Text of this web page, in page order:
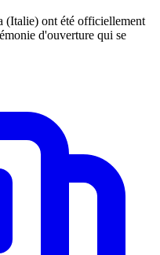
(Italie) ont été officiellement
d'ouverture qui se